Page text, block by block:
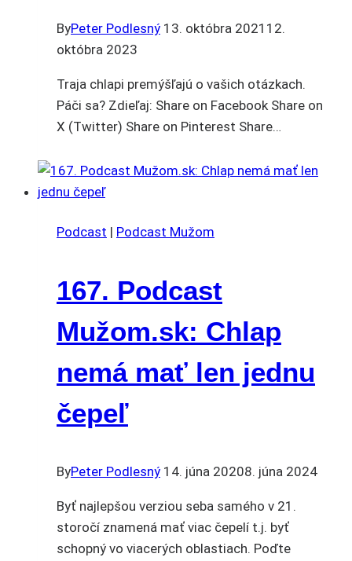
ByPeter Podlesný 13. októbra 2021 12.
októbra 2023
Traja chlapi premýšľajú o vašich otázkach.
Páči sa? Zdieľaj: Share on Facebook Share on
X (Twitter) Share on Pinterest Share…
Podcast | Podcast Mužom
167. Podcast
Mužom.sk: Chlap
nemá mať len jednu
čepeľ
ByPeter Podlesný 14. júna 20208. júna 2024
Byť najlepšou verziou seba samého v 21.
storočí znamená mať viac čepelí t.j. byť
schopný vo viacerých oblastiach. Poďte